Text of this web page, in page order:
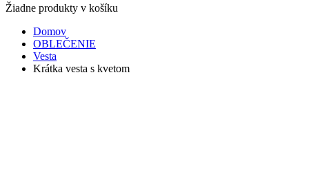
Žiadne produkty v košíku
Domov
OBLEČENIE
Vesta
Krátka vesta s kvetom